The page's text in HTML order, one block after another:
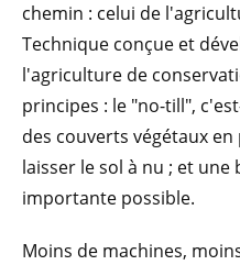
chemin : celui de
Technique conçue et
l'agriculture de
principes : le "no-till",
des couverts végétaux
laisser le sol à nu ; et
importante possible.
Moins de machines,